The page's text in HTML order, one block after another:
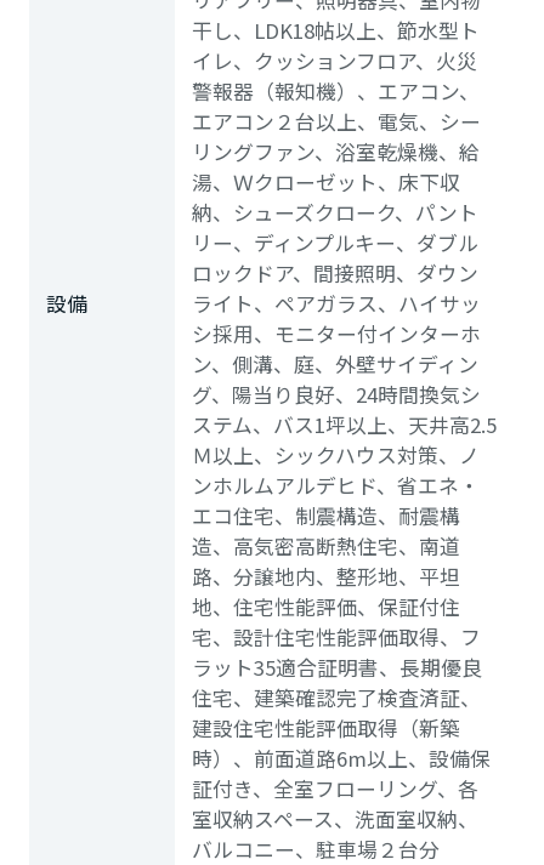
設備
干し、LDK18帖以上、節水型ト
イレ、クッションフロア、火災
警報器（報知機）、エアコン、
エアコン２台以上、電気、シー
リングファン、浴室乾燥機、給
湯、Ｗクローゼット、床下収
納、シューズクローク、パント
リー、ディンプルキー、ダブル
ロックドア、間接照明、ダウン
ライト、ペアガラス、ハイサッ
シ採用、モニター付インターホ
ン、側溝、庭、外壁サイディン
グ、陽当り良好、24時間換気シ
ステム、バス1坪以上、天井高2.5
Ｍ以上、シックハウス対策、ノ
ンホルムアルデヒド、省エネ・
エコ住宅、制震構造、耐震構
造、高気密高断熱住宅、南道
路、分譲地内、整形地、平坦
地、住宅性能評価、保証付住
宅、設計住宅性能評価取得、フ
ラット35適合証明書、長期優良
住宅、建築確認完了検査済証、
建設住宅性能評価取得（新築
時）、前面道路6m以上、設備保
証付き、全室フローリング、各
室収納スペース、洗面室収納、
バルコニー、駐車場２台分